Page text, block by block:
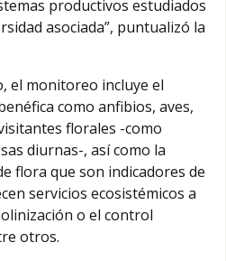
productivos estudiados
asociada”, puntualizó la
el monitoreo incluye el
como anfibios, aves,
florales -como
diurnas-, así como la
flora que son indicadores de
servicios ecosistémicos a
o el control
otros.